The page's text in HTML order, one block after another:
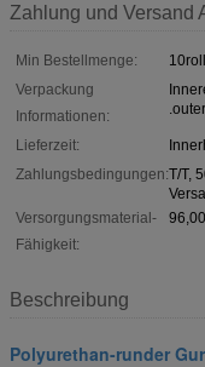
Zahlung und Versand
Min Bestellmenge:
Verpackung
Informationen:
Lieferzeit:
Zahlungsbedingungen:T/T,
Versorgungsmaterial-
Fähigkeit:
Beschreibung
Polyurethan-runder